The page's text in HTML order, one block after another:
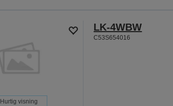
Hurtig visning
LK-4WBW
C53S654016